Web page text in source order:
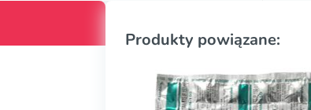
Produkty powiązane: